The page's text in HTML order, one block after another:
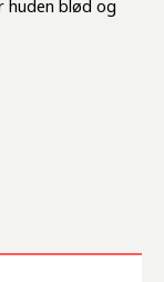
huden blød og